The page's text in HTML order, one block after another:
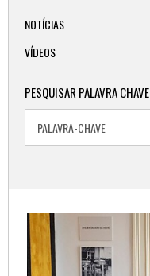
NOTÍCIAS
VÍDEOS
PESQUISAR PALAVRA CHAVE